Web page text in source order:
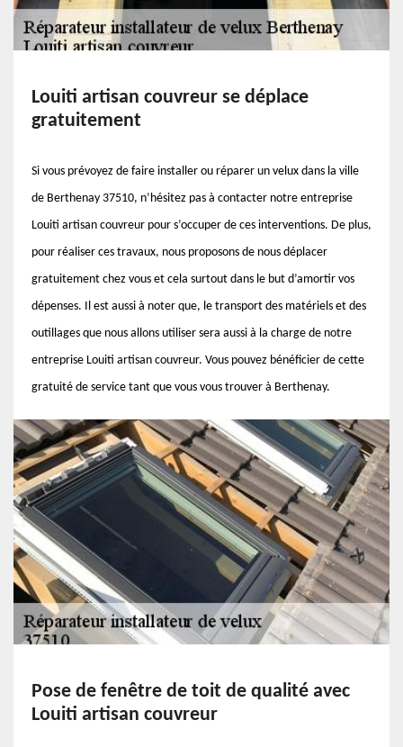
Louiti artisan couvreur se déplace
gratuitement
Si vous prévoyez de faire installer ou réparer un velux dans la ville
de Berthenay 37510, n’hésitez pas à contacter notre entreprise
Louiti artisan couvreur pour s’occuper de ces interventions. De plus,
pour réaliser ces travaux, nous proposons de nous déplacer
gratuitement chez vous et cela surtout dans le but d’amortir vos
dépenses. Il est aussi à noter que, le transport des matériels et des
outillages que nous allons utiliser sera aussi à la charge de notre
entreprise Louiti artisan couvreur. Vous pouvez bénéficier de cette
gratuité de service tant que vous vous trouver à Berthenay.
Pose de fenêtre de toit de qualité avec
Louiti artisan couvreur